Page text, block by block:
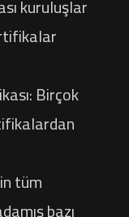
kuruluşlar
Birçok
tüm
bazı